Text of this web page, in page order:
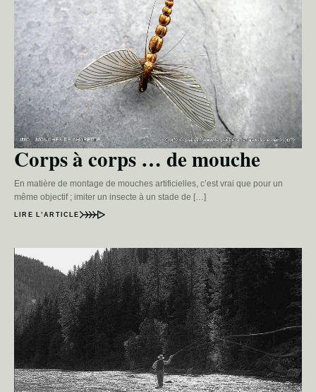
Corps à corps … de mouche
En matière de montage de mouches artificielles, c’est vrai que pour un
même objectif ; imiter un insecte à un stade de […]
LIRE L’ARTICLE